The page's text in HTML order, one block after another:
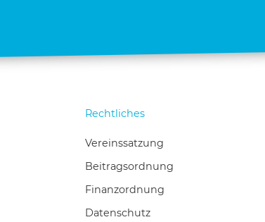
Rechtliches
Vereinssatzung
Beitragsordnung
Finanzordnung
Datenschutz